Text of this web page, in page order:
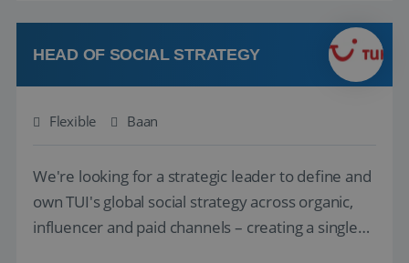
deze onderdelen zijn nu samen gevoegd...
HEAD OF SOCIAL STRATEGY
Flexible Baan
We're looking for a strategic leader to define and
own TUI's global social strategy across organic,
influencer and paid channels – creating a single